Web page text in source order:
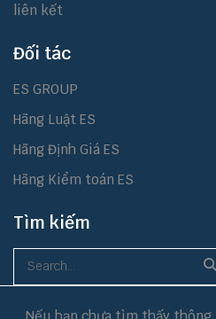
liên kết
Đối tác
ES GROUP
Hãng Luật ES
Hãng Định Giá ES
Hãng Kiểm toán ES
Tìm kiếm